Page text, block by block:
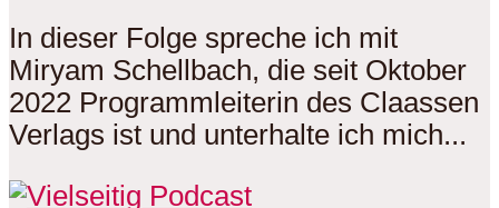
In dieser Folge spreche ich mit
Miryam Schellbach, die seit Oktober
2022 Programmleiterin des Claassen
Verlags ist und unterhalte ich mich...